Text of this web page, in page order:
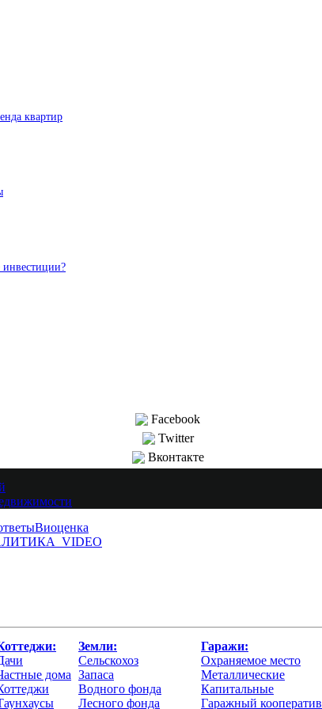
квартир
инвестиции?
Facebook
Twitter
Вконтакте
Виоценка
VIDEO
дома
Земли:
Сельскохоз
Запаса
Водного фонда
Лесного фонда
Гаражи:
Охраняемое место
Металлические
Капитальные
Гаражный кооператив